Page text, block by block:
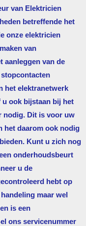
van Elektricien
betreffende het
onze elektricien
van
aanleggen van de
het elektranetwerk
u ook bijstaan bij het
nodig. Dit is voor uw
het daarom ook nodig
Kunt u zich nog
onderhoudsbeurt
u de
hebt op
maar wel
is een
ons servicenummer